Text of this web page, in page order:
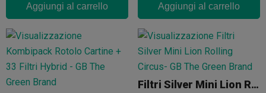
Aggiungi al carrello Aggiungi al carrello
Filtri Silver Mini Lion Rolling Circus